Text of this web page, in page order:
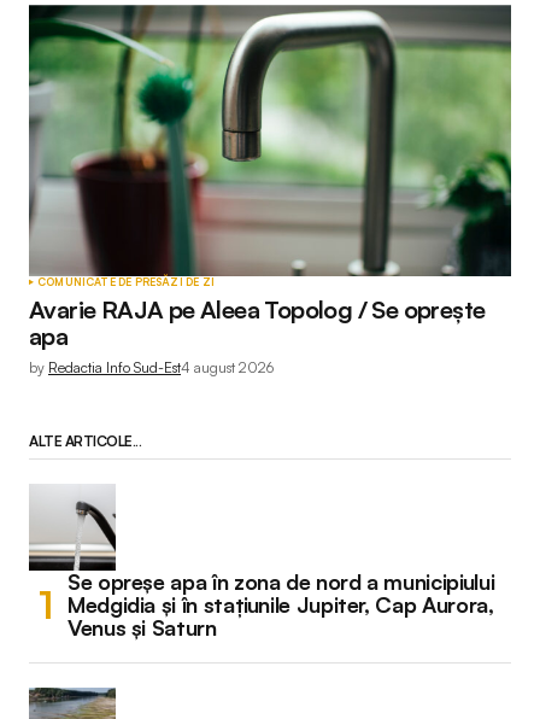
COMUNICATE DE PRESĂZI DE ZI
Avarie RAJA pe Aleea Topolog / Se oprește
apa
by Redactia Info Sud-Est4 august 2026
ALTE ARTICOLE...
Se opreșe apa în zona de nord a municipiului
Medgidia și în stațiunile Jupiter, Cap Aurora,
Venus și Saturn